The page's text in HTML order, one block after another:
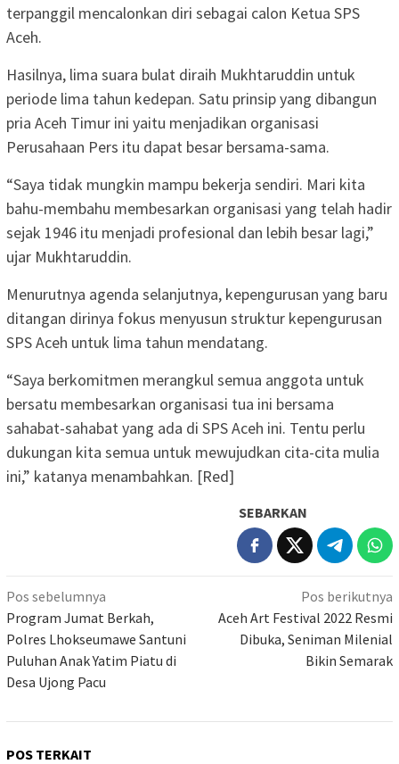
terpanggil mencalonkan diri sebagai calon Ketua SPS
Aceh.
Hasilnya, lima suara bulat diraih Mukhtaruddin untuk
periode lima tahun kedepan. Satu prinsip yang dibangun
pria Aceh Timur ini yaitu menjadikan organisasi
Perusahaan Pers itu dapat besar bersama-sama.
“Saya tidak mungkin mampu bekerja sendiri. Mari kita
bahu-membahu membesarkan organisasi yang telah hadir
sejak 1946 itu menjadi profesional dan lebih besar lagi,”
ujar Mukhtaruddin.
Menurutnya agenda selanjutnya, kepengurusan yang baru
ditangan dirinya fokus menyusun struktur kepengurusan
SPS Aceh untuk lima tahun mendatang.
“Saya berkomitmen merangkul semua anggota untuk
bersatu membesarkan organisasi tua ini bersama
sahabat-sahabat yang ada di SPS Aceh ini. Tentu perlu
dukungan kita semua untuk mewujudkan cita-cita mulia
ini,” katanya menambahkan. [Red]
SEBARKAN
Navigasi
pos
Pos sebelumnya
Program Jumat Berkah,
Polres Lhokseumawe Santuni
Puluhan Anak Yatim Piatu di
Desa Ujong Pacu
Pos berikutnya
Aceh Art Festival 2022 Resmi
Dibuka, Seniman Milenial
Bikin Semarak
POS TERKAIT